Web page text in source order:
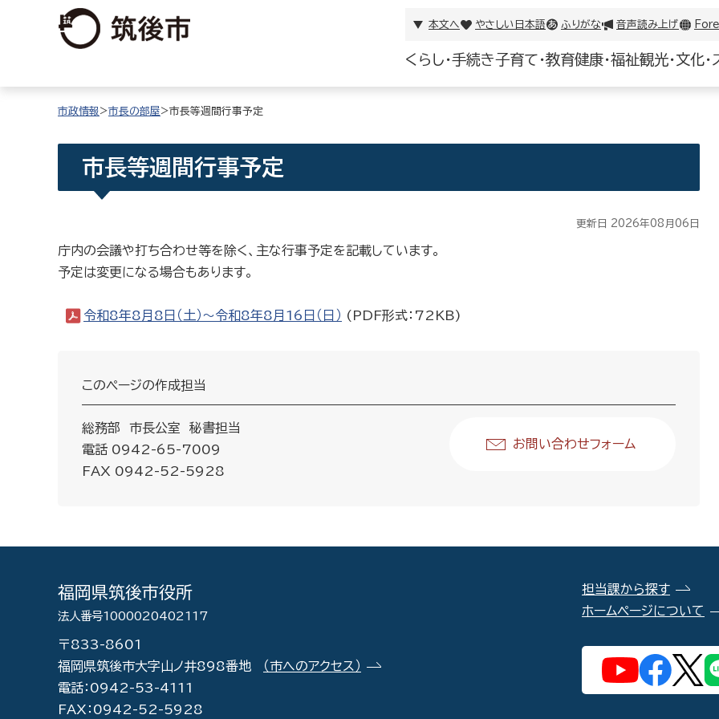
本文へ やさしい日本語 ふりがな 音声読み上げ
くらし・手続き子育て・教育健康・福祉観光・文化
市政情報>市長の部屋>市長等週間行事予定
市長等週間行事予定
更新日 2026年08月06日
庁内の会議や打ち合わせ等を除く、主な行事予定を記載しています。
予定は変更になる場合もあります。
令和8年8月8日（土）〜令和8年8月16日（日） (PDF形式：72KB)
このページの作成担当
総務部 市長公室 秘書担当
電話 0942-65-7009
FAX 0942-52-5928
お問い合わせフォーム
福岡県筑後市役所
法人番号1000020402117
〒833-8601
福岡県筑後市大字山ノ井898番地
（市へのアクセス）
電話：0942-53-4111
FAX：0942-52-5928
担当課から探す
ホームページについて